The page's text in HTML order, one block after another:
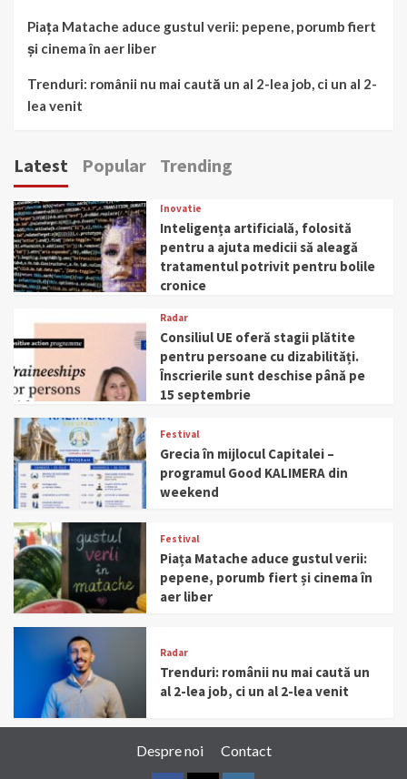
Piața Matache aduce gustul verii: pepene, porumb fiert
și cinema în aer liber
Trenduri: românii nu mai caută un al 2-lea job, ci un al 2-
lea venit
Latest Popular Trending
Inovatie
Inteligența artificială, folosită
pentru a ajuta medicii să aleagă
tratamentul potrivit pentru bolile
cronice
Radar
Consiliul UE oferă stagii plătite
pentru persoane cu dizabilități.
Înscrierile sunt deschise până pe
15 septembrie
Festival
Grecia în mijlocul Capitalei –
programul Good KALIMERA din
weekend
Festival
Piața Matache aduce gustul verii:
pepene, porumb fiert și cinema în
aer liber
Radar
Trenduri: românii nu mai caută un
al 2-lea job, ci un al 2-lea venit
Despre noi Contact